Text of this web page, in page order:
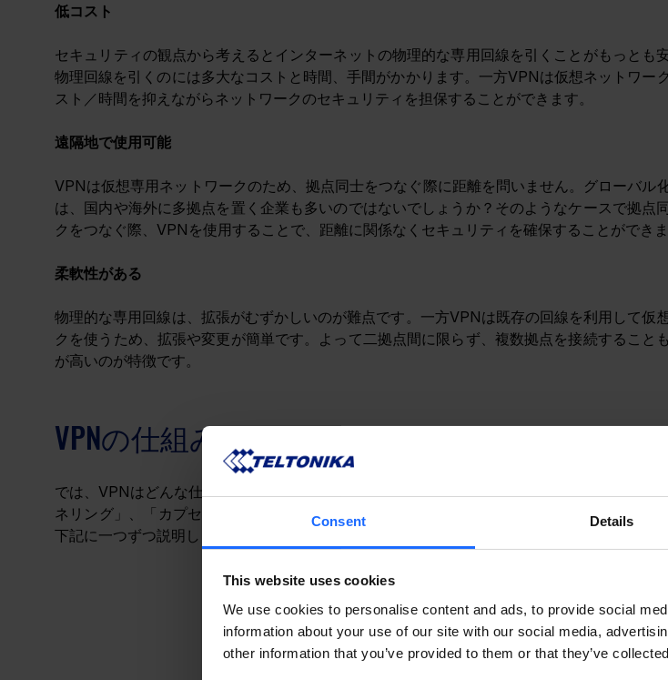
Consent Details
This website uses cookies
We use cookies to personalise content and ads, to provide social
information about your use of our site with our social media,
other information that you’ve provided to them or that they’ve
低コスト
セキュリティの観点から考えるとインターネットの物理的な専用回線を引くことがもっとも
物理回線を引くのには多大なコストと時間、手間がかかります。一方VPNは仮想ネットワー
スト／時間を抑えながらネットワークのセキュリティを担保することができます。
遠隔地で使用可能
VPNは仮想専用ネットワークのため、拠点同士をつなぐ際に距離を問いません。グローバル
は、国内や海外に多拠点を置く企業も多いのではないでしょうか？そのようなケースで拠点
クをつなぐ際、VPNを使用することで、距離に関係なくセキュリティを確保することができま
柔軟性がある
物理的な専用回線は、拡張がむずかしいのが難点です。一方VPNは既存の回線を利用して仮
クを使うため、拡張や変更が簡単です。よって二拠点間に限らず、複数拠点を接続すること
が高いのが特徴です。
VPNの仕組み
では、VPNはどんな仕組みでセキュリティを担保しているのでしょうか。VPNの仕組みを理
ネリング」、「カプセル化」、「暗号化」、「認証化」という4つのキーワードを理解する必
下記に一つずつ説明します。